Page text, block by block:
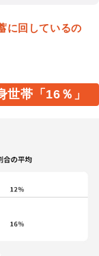
に回しているの
帯「16％」